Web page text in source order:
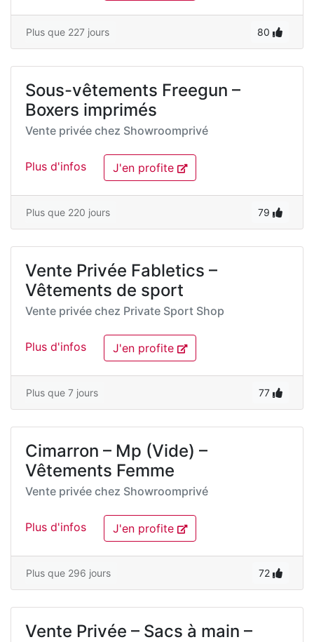
Plus que 227 jours 80
Sous-vêtements Freegun –
Boxers imprimés
Vente privée chez Showroomprivé
Plus d'infos J'en profite
Plus que 220 jours 79
Vente Privée Fabletics –
Vêtements de sport
Vente privée chez Private Sport Shop
Plus d'infos J'en profite
Plus que 7 jours 77
Cimarron – Mp (Vide) –
Vêtements Femme
Vente privée chez Showroomprivé
Plus d'infos J'en profite
Plus que 296 jours 72
Vente Privée – Sacs à main –